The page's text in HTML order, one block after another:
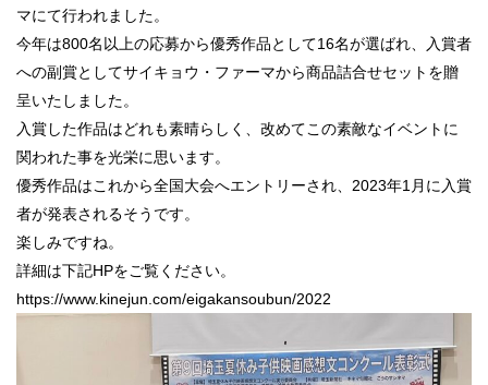
マにて行われました。
今年は800名以上の応募から優秀作品として16名が選ばれ、入賞者
への副賞としてサイキョウ・ファーマから商品詰合せセットを贈
呈いたしました。
入賞した作品はどれも素晴らしく、改めてこの素敵なイベントに
関われた事を光栄に思います。
優秀作品はこれから全国大会へエントリーされ、2023年1月に入賞
者が発表されるそうです。
楽しみですね。
詳細は下記HPをご覧ください。
https://www.kinejun.com/eigakansoubun/2022